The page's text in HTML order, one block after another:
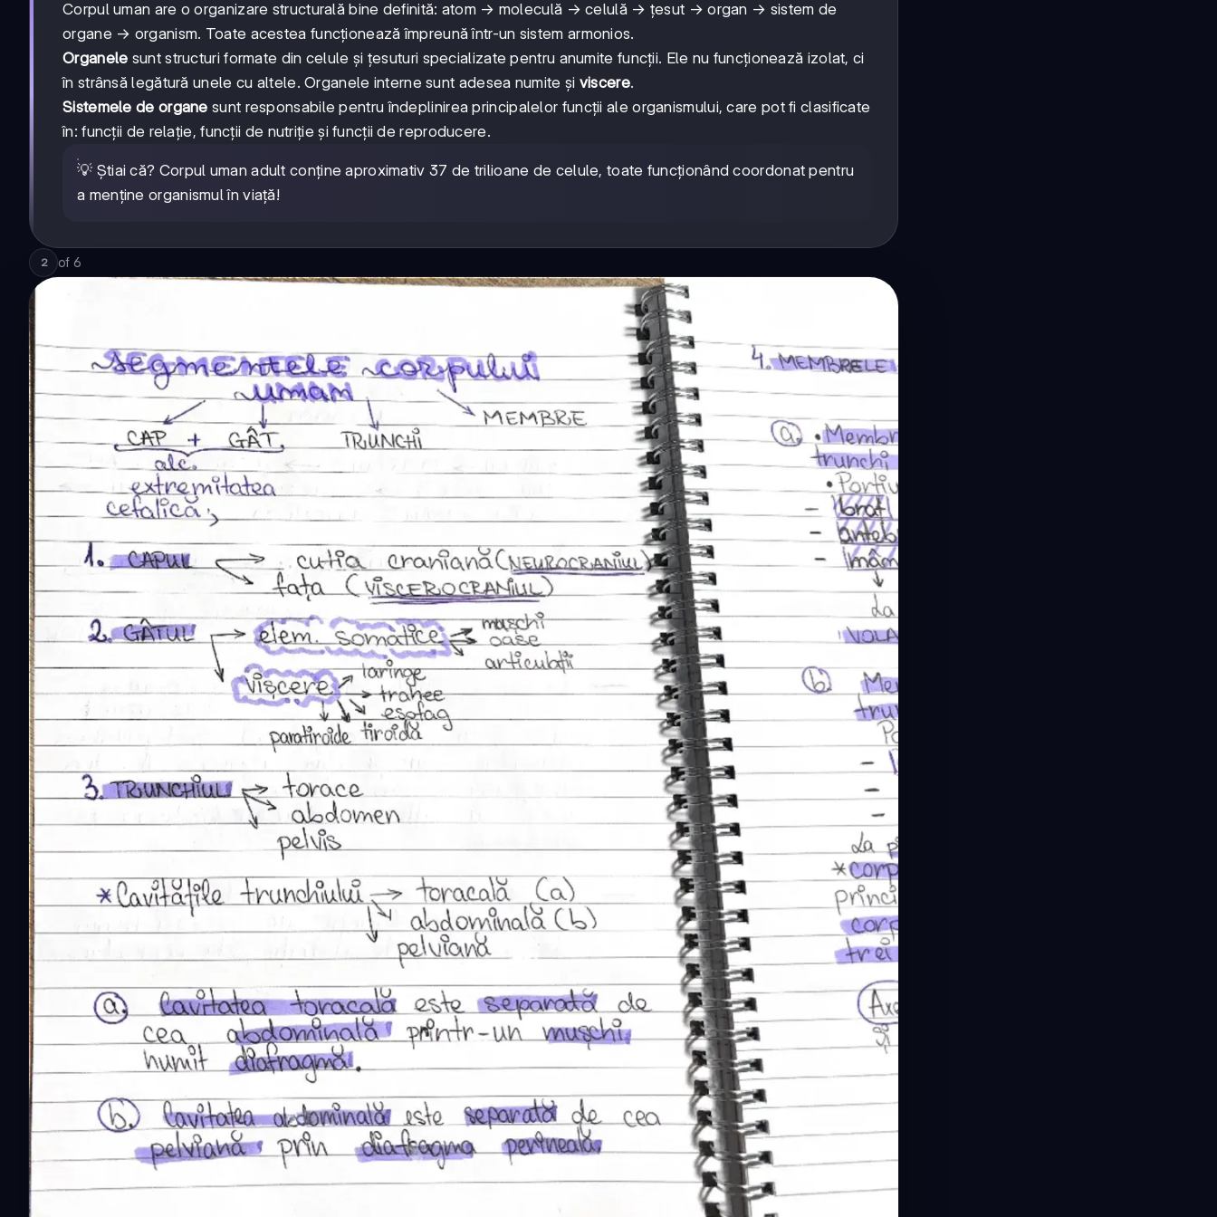
Corpul uman are o organizare structurală bine definită: atom → moleculă → celulă → țesut → organ → sistem de
organe → organism. Toate acestea funcționează împreună într-un sistem armonios.
Organele sunt structuri formate din celule și țesuturi specializate pentru anumite funcții. Ele nu funcționează izolat, ci
în strânsă legătură unele cu altele. Organele interne sunt adesea numite și viscere.
Sistemele de organe sunt responsabile pentru îndeplinirea principalelor funcții ale organismului, care pot fi clasificate
în: funcții de relație, funcții de nutriție și funcții de reproducere.
💡 Știai că? Corpul uman adult conține aproximativ 37 de trilioane de celule, toate funcționând coordonat pentru
a menține organismul în viață!
2 of 6